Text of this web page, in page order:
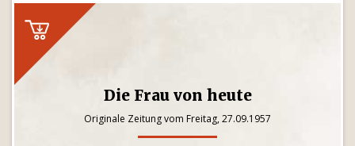
Die Frau von heute
Originale Zeitung vom Freitag, 27.09.1957